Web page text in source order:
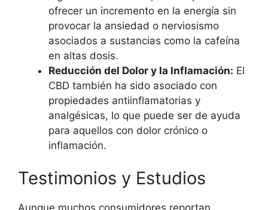
ofrecer un incremento en la energía sin
provocar la ansiedad o nerviosismo
asociados a sustancias como la cafeína
en altas dosis.
Reducción del Dolor y la Inflamación: El
CBD también ha sido asociado con
propiedades antiinflamatorias y
analgésicas, lo que puede ser de ayuda
para aquellos con dolor crónico o
inflamación.
Testimonios y Estudios